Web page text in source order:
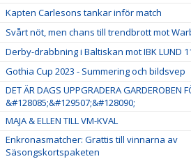
Kapten Carlesons tankar inför match
Svårt nöt, men chans till trendbrott mot
Derby-drabbning i Baltiskan mot IBK LUND
Gothia Cup 2023 - Summering och bildsvep
DET ÄR DAGS UPPGRADERA GARDEROBEN
&#128085;&#129507;&#128090;
MAJA & ELLEN TILL VM-KVAL
Enkronasmatcher: Grattis till vinnarna av
Säsongskortspaketen